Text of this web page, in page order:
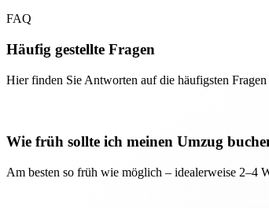
FAQ
Häufig gestellte Fragen
Hier finden Sie Antworten auf die häufigsten
Wie früh sollte ich meinen Umzug
Am besten so früh wie möglich – idealerweise 2–4